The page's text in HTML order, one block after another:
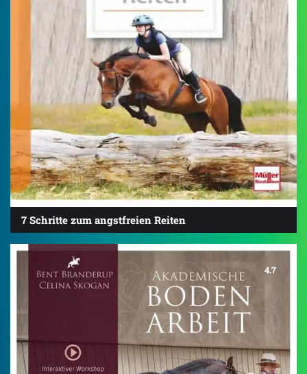
7 Schritte zum angstfreien Reiten
4.7